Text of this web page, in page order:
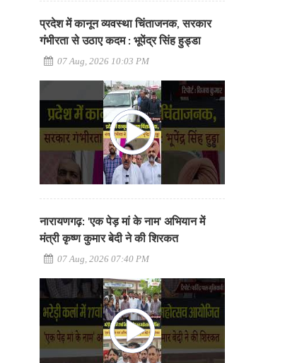
प्रदेश में कानून व्यवस्था चिंताजनक, सरकार
गंभीरता से उठाए कदम : भूपेंद्र सिंह हुड्डा
07 Aug, 2026 10:03 PM
नारायणगढ़: 'एक पेड़ मां के नाम' अभियान में
मंत्री कृष्ण कुमार बेदी ने की शिरकत
07 Aug, 2026 07:40 PM